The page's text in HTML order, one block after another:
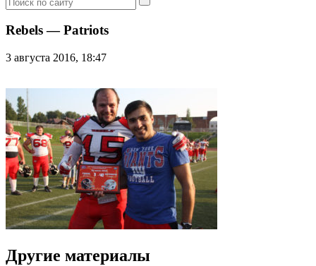
Rebels — Patriots
3 августа 2016, 18:47
Другие материалы